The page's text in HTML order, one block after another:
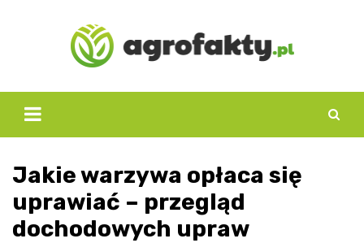
Jakie warzywa opłaca się
uprawiać – przegląd
dochodowych upraw